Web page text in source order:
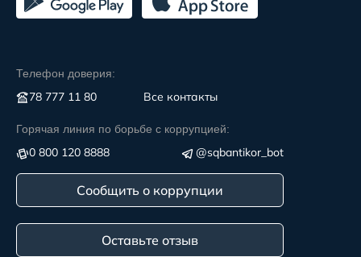
Телефон доверия:
78 777 11 80 Все контакты
Горячая линия по борьбе с коррупцией:
0 800 120 8888 @sqbantikor_bot
Сообщить о коррупции
Оставьте отзыв